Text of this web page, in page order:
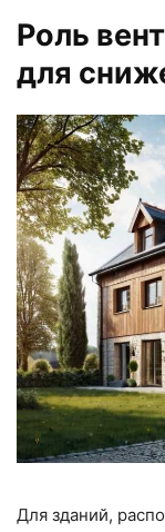
Роль
для
Для зданий,